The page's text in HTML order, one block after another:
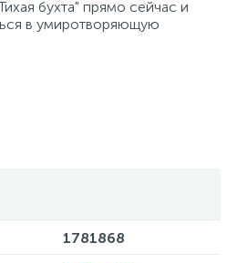
бухта" прямо сейчас и
в умиротворяющую
1781868
средства